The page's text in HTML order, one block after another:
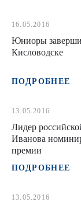
16.05.2016
Юниоры
Кисловодске
ПОДРОБНЕЕ
13.05.2016
Лидер
Иванова
премии
ПОДРОБНЕЕ
13.05.2016